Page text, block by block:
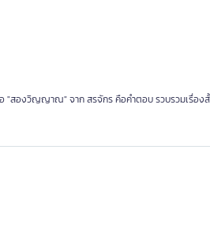
องวิญญาณ" จาก สรจักร คือคำตอบ รวบรวมเรื่อ